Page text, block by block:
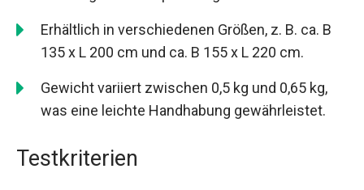
Erhältlich in verschiedenen Größen, z. B. ca. B
135 x L 200 cm und ca. B 155 x L 220 cm.
Gewicht variiert zwischen 0,5 kg und 0,65 kg,
was eine leichte Handhabung gewährleistet.
Testkriterien